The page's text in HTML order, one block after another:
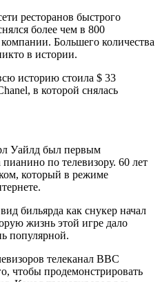
ресторанов быстрого
более чем в 800
Большего количества
в истории.
историю стоила $ 33
в которой снялась
Уайлд был первым
по телевизору. 60 лет
который в режиме
бильярда как снукер начал
жизнь этой игре дало
популярной.
телеканал BBC
чтобы продемонстрировать